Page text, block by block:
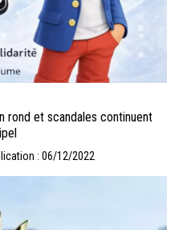
rond et scandales continuent
: 06/12/2022